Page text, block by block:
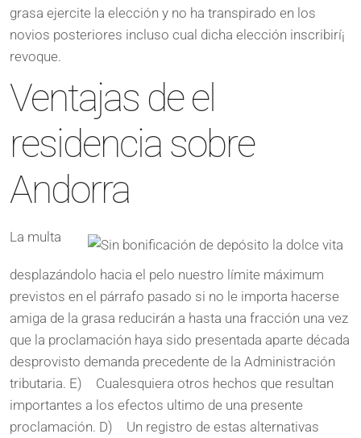
grasa ejercite la elección y no ha transpirado en los
novios posteriores incluso cual dicha elección inscribirí¡
revoque.
Ventajas de el
residencia sobre
Andorra
La multa
desplazándolo hacia el pelo nuestro límite máximum
previstos en el párrafo pasado si no le importa hacerse
amiga de la grasa reducirán a hasta una fracción una vez
que la proclamación haya sido presentada aparte década
desprovisto demanda precedente de la Administración
tributaria. E) Cualesquiera otros hechos que resultan
importantes a los efectos ultimo de una presente
proclamación. D) Un registro de estas alternativas